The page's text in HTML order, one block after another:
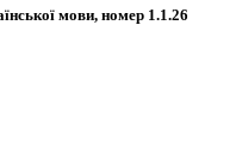
мови, номер 1.1.26